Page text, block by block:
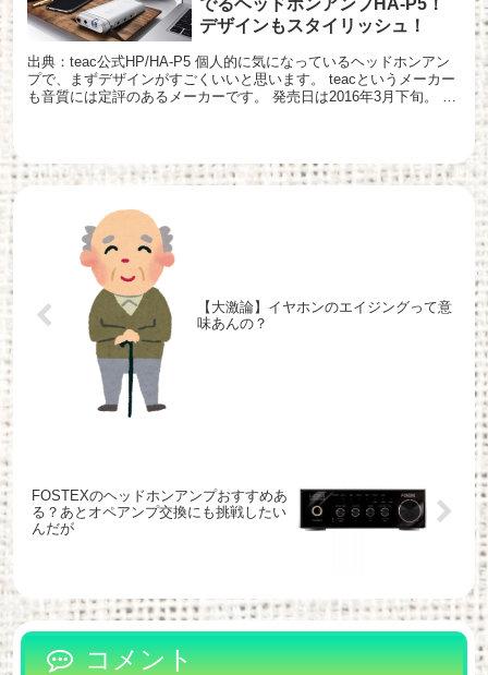
デザインもスタイリッシュ！
出典：teac公式HP/HA-P5 個人的に気になっているヘッドホンアン
プで、まずデザインがすごくいいと思います。 teacというメーカー
も音質には定評のあるメーカーです。 発売日は2016年3月下旬。 価
【大激論】イヤホンのエイジングって意
味あんの？
FOSTEXのヘッドホンアンプおすすめあ
る？あとオペアンプ交換にも挑戦したい
んだが
コメント